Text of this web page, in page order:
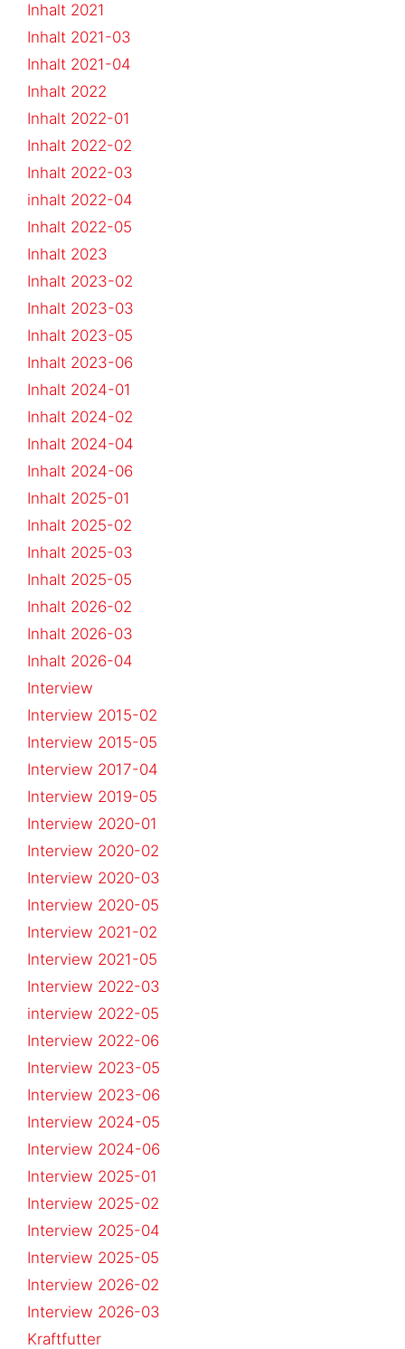
Inhalt 2021
Inhalt 2021-03
Inhalt 2021-04
Inhalt 2022
Inhalt 2022-01
Inhalt 2022-02
Inhalt 2022-03
inhalt 2022-04
Inhalt 2022-05
Inhalt 2023
Inhalt 2023-02
Inhalt 2023-03
Inhalt 2023-05
Inhalt 2023-06
Inhalt 2024-01
Inhalt 2024-02
Inhalt 2024-04
Inhalt 2024-06
Inhalt 2025-01
Inhalt 2025-02
Inhalt 2025-03
Inhalt 2025-05
Inhalt 2026-02
Inhalt 2026-03
Inhalt 2026-04
Interview
Interview 2015-02
Interview 2015-05
Interview 2017-04
Interview 2019-05
Interview 2020-01
Interview 2020-02
Interview 2020-03
Interview 2020-05
Interview 2021-02
Interview 2021-05
Interview 2022-03
interview 2022-05
Interview 2022-06
Interview 2023-05
Interview 2023-06
Interview 2024-05
Interview 2024-06
Interview 2025-01
Interview 2025-02
Interview 2025-04
Interview 2025-05
Interview 2026-02
Interview 2026-03
Kraftfutter